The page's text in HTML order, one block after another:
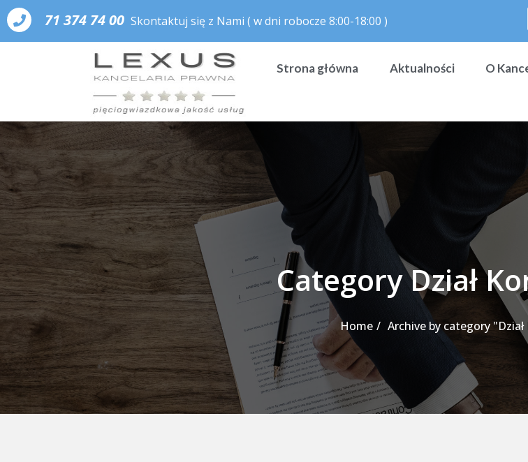
71 374 74 00 Skontaktuj się z Nami ( w dni robocze 8:00-18:00 )
Strona główna Aktualności O
Category Dział
Home Archive by category